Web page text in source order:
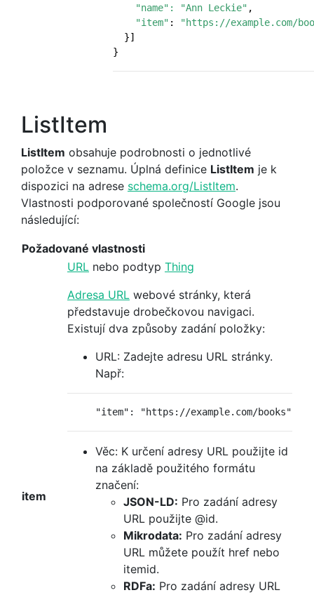
"name" : "Ann Leckie" ,
"item" :
"https://example.com/
}]
}
ListItem
ListItem obsahuje podrobnosti o jednotlivé
položce v seznamu. Úplná definice ListItem je k
dispozici na adrese schema.org/ListItem.
Vlastnosti podporované společností Google jsou
následující:
Požadované vlastnosti
item
URL nebo podtyp Thing
Adresa URL webové stránky, která
představuje drobečkovou navigaci.
Existují dva způsoby zadání položky:
URL: Zadejte adresu URL stránky.
Např:
"item" : "https://example.com/books"
Věc: K určení adresy URL použijte id
na základě použitého formátu
značení:
JSON-LD: Pro zadání adresy
URL použijte @id.
Mikrodata: Pro zadání adresy
URL můžete použít href nebo
itemid.
RDFa: Pro zadání adresy URL